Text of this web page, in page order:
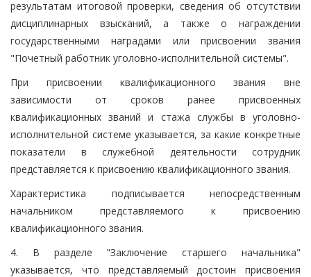
результатам итоговой проверки, сведения об отсутствии
дисциплинарных взысканий, а также о награждении
государственными наградами или присвоении звания
"Почетный работник уголовно-исполнительной системы".
При присвоении квалификационного звания вне
зависимости от сроков ранее присвоенных
квалификационных званий и стажа службы в уголовно-
исполнительной системе указывается, за какие конкретные
показатели в служебной деятельности сотрудник
представляется к присвоению квалификационного звания.
Характеристика подписывается непосредственным
начальником представляемого к присвоению
квалификационного звания.
4. В разделе "Заключение старшего начальника"
указывается, что представляемый достоин присвоения